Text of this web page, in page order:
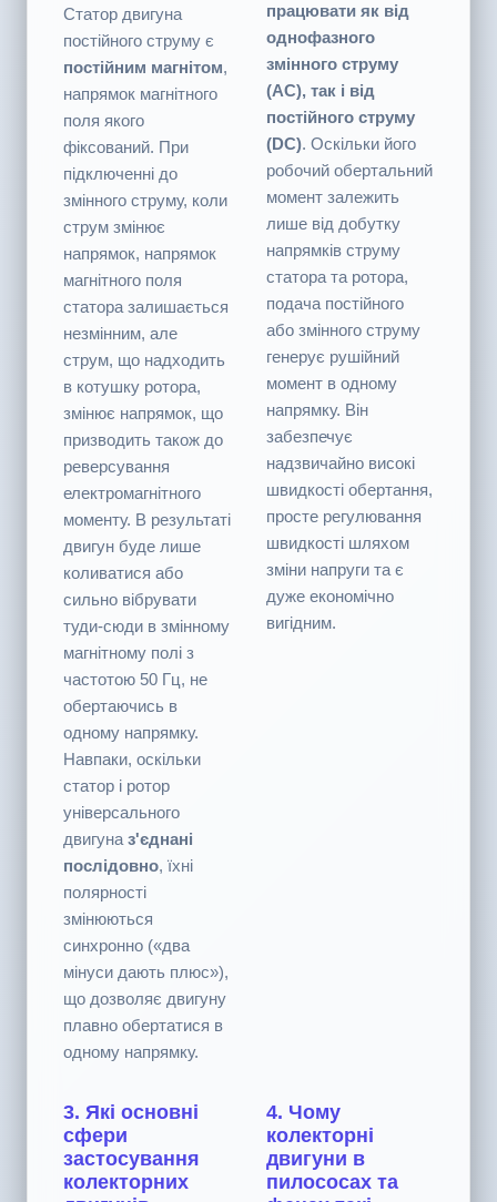
змінного струму,
тоді як
універсальний
двигун може?
Статор двигуна
постійного струму є
постійним магнітом
напрямок магнітного
поля якого
фіксований. При
підключенні до
змінного струму, коли
струм змінює
напрямок, напрямок
магнітного поля
статора залишається
незмінним, але
струм, що надходить
в котушку ротора,
змінює напрямок, що
призводить також до
реверсування
електромагнітного
моменту. В результаті
двигун буде лише
коливатися або
сильно вібрувати
туди-сюди в змінному
магнітному полі з
частотою 50 Гц, не
обертаючись в
одному напрямку.
Навпаки, оскільки
статор і ротор
універсального
двигуназ'єднані
послідовно, їхні
полярності
змінюються
синхронно («два
що дозволяє двигуну
плавно обертатися в
одному напрямку.
двигун послідовного
збудження)
називається так тому,
що вінможе
працювати як від
однофазного
змінного струму
(AC), так і від
постійного струму
(DC). Оскільки його
робочий обертальний
момент залежить
лише від добутку
напрямків струму
статора та ротора,
подача постійного
або змінного струму
генерує рушійний
момент в одному
напрямку. Він
забезпечує
надзвичайно високі
швидкості обертання,
просте регулювання